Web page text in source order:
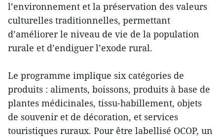
l’environnement et la préservation des valeurs
culturelles traditionnelles, permettant
d’améliorer le niveau de vie de la population
rurale et d’endiguer l’exode rural.
Le programme implique six catégories de
produits : aliments, boissons, produits à base de
plantes médicinales, tissu-habillement, objets
de souvenir et de décoration, et services
touristiques ruraux. Pour être labellisé OCOP, un